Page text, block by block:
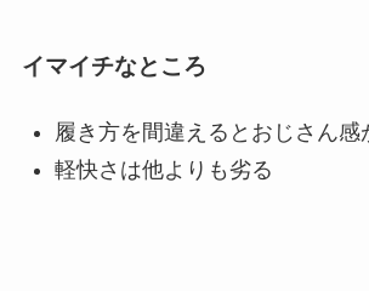
イマイチなところ
履き方を間違えるとおじさん感
軽快さは他よりも劣る